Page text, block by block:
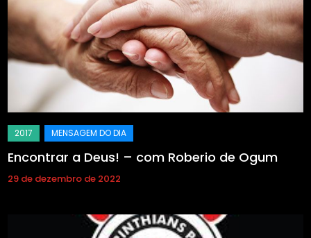
Encontrar a Deus! – com Roberio de Ogum
29 de dezembro de 2022